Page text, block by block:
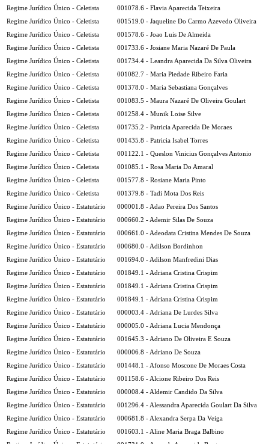
Regime Jurídico Único - Celetista
001078.6 - Flavia Aparecida Teixeira
Regime Jurídico Único - Celetista
001519.0 - Jaqueline Do Carmo Azevedo Oliveira
Regime Jurídico Único - Celetista
001578.6 - Joao Luis De Almeida
Regime Jurídico Único - Celetista
001733.6 - Josiane Maria Nazaré De Paula
Regime Jurídico Único - Celetista
001734.4 - Leandra Aparecida Da Silva Oliveira
Regime Jurídico Único - Celetista
001082.7 - Maria Piedade Ribeiro Faria
Regime Jurídico Único - Celetista
001378.0 - Maria Sebastiana Gonçalves
Regime Jurídico Único - Celetista
001083.5 - Maura Nazaré De Oliveira Goulart
Regime Jurídico Único - Celetista
001258.4 - Munik Loise Silve
Regime Jurídico Único - Celetista
001735.2 - Patricia Aparecida De Moraes
Regime Jurídico Único - Celetista
001435.8 - Patricia Isabel Torres
Regime Jurídico Único - Celetista
001122.1 - Queslon Vinicius Gonçalves Antonio
Regime Jurídico Único - Celetista
001085.1 - Rosa Maria Do Amaral
Regime Jurídico Único - Celetista
001577.8 - Rosiane Maria Pinto
Regime Jurídico Único - Celetista
001379.8 - Tadi Mota Dos Reis
Regime Jurídico Único - Estatutário
000001.8 - Adao Pereira Dos Santos
Regime Jurídico Único - Estatutário
000660.2 - Ademir Silas De Souza
Regime Jurídico Único - Estatutário
000661.0 - Adeodata Cristina Mendes De Souza
Regime Jurídico Único - Estatutário
000680.0 - Adilson Bordinhon
Regime Jurídico Único - Estatutário
001694.0 - Adilson Manfredini Dias
Regime Jurídico Único - Estatutário
001849.1 - Adriana Cristina Crispim
Regime Jurídico Único - Estatutário
001849.1 - Adriana Cristina Crispim
Regime Jurídico Único - Estatutário
001849.1 - Adriana Cristina Crispim
Regime Jurídico Único - Estatutário
000003.4 - Adriana De Lurdes Silva
Regime Jurídico Único - Estatutário
000005.0 - Adriana Lucia Mendonça
Regime Jurídico Único - Estatutário
001645.3 - Adriano De Oliveira E Souza
Regime Jurídico Único - Estatutário
000006.8 - Adriano De Souza
Regime Jurídico Único - Estatutário
001448.1 - Afonso Moscone De Moraes Costa
Regime Jurídico Único - Estatutário
001158.6 - Alcione Ribeiro Dos Reis
Regime Jurídico Único - Estatutário
000008.4 - Aldemir Candido Da Silva
Regime Jurídico Único - Estatutário
001296.4 - Alessandra Aparecida Goulart Da Silva
Regime Jurídico Único - Estatutário
000681.8 - Alexandra Serpa Da Veiga
Regime Jurídico Único - Estatutário
001603.1 - Aline Maria Braga Balbino